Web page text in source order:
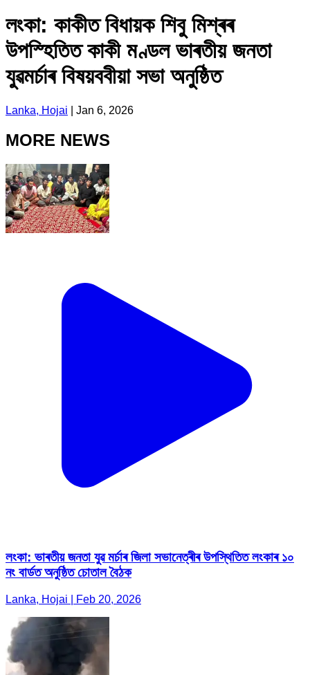
লংকা: কাকীত বিধায়ক শিবু মিশ্ৰৰ
উপস্হিতিত কাকী মণ্ডল ভাৰতীয় জনতা
যুৱমৰ্চাৰ বিষয়ববীয়া সভা অনুষ্ঠিত
Lanka, Hojai Jan 6, 2026
MORE NEWS
লংকা: ভাৰতীয় জনতা যুৱ মৰ্চাৰ জিলা সভানেত্ৰীৰ উপস্থিতিত লংকাৰ ১০
নং বাৰ্ডত অনুষ্ঠিত চোতাল বৈঠক
Lanka, Hojai | Feb 20, 2026